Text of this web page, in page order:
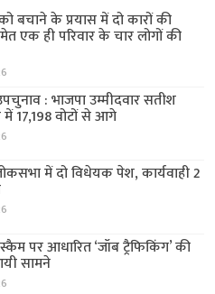
बचाने के प्रयास में दो कारों की
एक ही परिवार के चार लोगों की
: भाजपा उम्मीदवार सतीश
में 17,198 वोटों से आगे
में दो विधेयक पेश, कार्यवाही 2
पर आधारित ‘जॉब ट्रैफिकिंग’ की
सामने